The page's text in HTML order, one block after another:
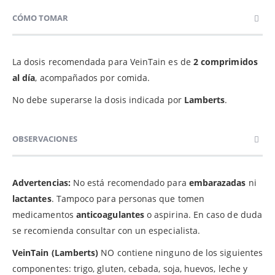
CÓMO TOMAR
La dosis recomendada para VeinTain es de 2 comprimidos
al día, acompañados por comida.
No debe superarse la dosis indicada por Lamberts.
OBSERVACIONES
Advertencias: No está recomendado para embarazadas ni
lactantes. Tampoco para personas que tomen
medicamentos anticoagulanteso aspirina. En caso de duda
se recomienda consultar con un especialista.
VeinTain (Lamberts) NO contiene ninguno de los siguientes
componentes: trigo, gluten, cebada, soja, huevos, leche y